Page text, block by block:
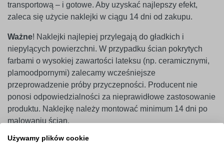
transportową – i gotowe. Aby uzyskać najlepszy efekt,
zaleca się użycie naklejki w ciągu 14 dni od zakupu.
Ważne! Naklejki najlepiej przylegają do gładkich i
niepylących powierzchni. W przypadku ścian pokrytych
farbami o wysokiej zawartości lateksu (np. ceramicznymi,
plamoodpornymi) zalecamy wcześniejsze
przeprowadzenie próby przyczepności. Producent nie
ponosi odpowiedzialności za nieprawidłowe zastosowanie
produktu. Naklejkę należy montować minimum 14 dni po
malowaniu ścian.
Używamy plików cookie